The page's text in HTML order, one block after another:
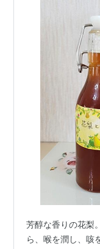
芳醇な香りの花梨
ら、喉を潤し、咳